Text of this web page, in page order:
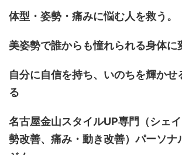
体型・姿勢・痛みに悩む人を救う。
美姿勢で誰からも憧れられる身体に
自分に自信を持ち、いのちを輝かせ
る
名古屋金山スタイルUP専門
（シェ
勢改善、痛み・動き改善）パーソナ